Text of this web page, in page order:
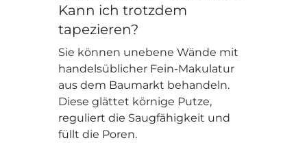
Kann ich trotzdem
tapezieren?
Sie können unebene Wände mit
handelsüblicher Fein-Makulatur
aus dem Baumarkt behandeln.
Diese glättet körnige Putze,
reguliert die Saugfähigkeit und
füllt die Poren.